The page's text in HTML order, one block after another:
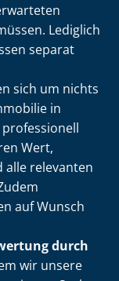
Lediglich
separat
sich um nichts
in
Wert,
alle relevanten
auf Wunsch
durch
wir unsere